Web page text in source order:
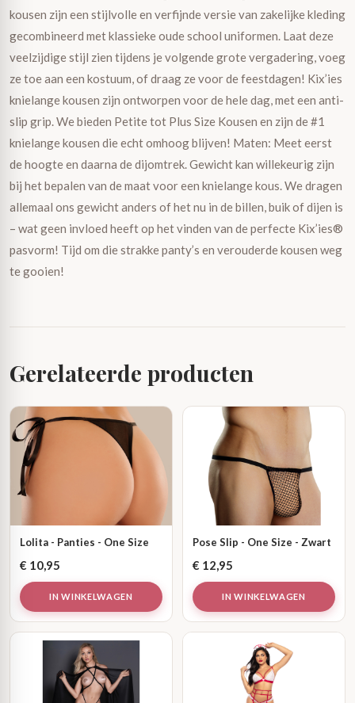
kousen zijn een stijlvolle en verfijnde versie van zakelijke kleding
gecombineerd met klassieke oude school uniformen. Laat deze
veelzijdige stijl zien tijdens je volgende grote vergadering, voeg
ze toe aan een kostuum, of draag ze voor de feestdagen! Kix’ies
knielange kousen zijn ontworpen voor de hele dag, met een anti-
slip grip. We bieden Petite tot Plus Size Kousen en zijn de #1
knielange kousen die echt omhoog blijven! Maten: Meet eerst
de hoogte en daarna de dijomtrek. Gewicht kan willekeurig zijn
bij het bepalen van de maat voor een knielange kous. We dragen
allemaal ons gewicht anders of het nu in de billen, buik of dijen is
– wat geen invloed heeft op het vinden van de perfecte Kix’ies®
pasvorm! Tijd om die strakke panty’s en verouderde kousen weg
te gooien!
Gerelateerde producten
Lolita - Panties - One Size
€ 10,95
IN WINKELWAGEN
Pose Slip - One Size - Zwart
€ 12,95
IN WINKELWAGEN